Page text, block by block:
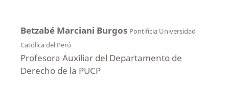
Betzabé Marciani Burgos Pontificia Universidad
Católica del Perú
Profesora Auxiliar del Departamento de
Derecho de la PUCP